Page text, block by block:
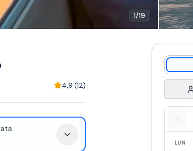
1/19
4,9 (12)
LUN